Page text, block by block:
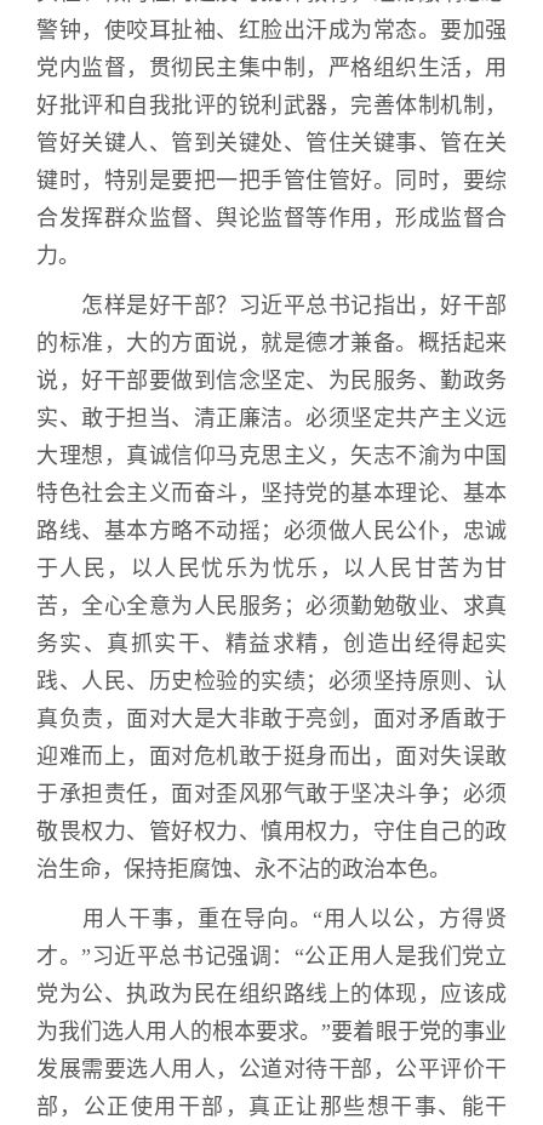
警钟，使咬耳扯袖、红脸出汗成为常态。要加强
党内监督，贯彻民主集中制，严格组织生活，用
好批评和自我批评的锐利武器，完善体制机制，
管好关键人、管到关键处、管住关键事、管在关
键时，特别是要把一把手管住管好。同时，要综
合发挥群众监督、舆论监督等作用，形成监督合
力。
怎样是好干部？习近平总书记指出，好干部
的标准，大的方面说，就是德才兼备。概括起来
说，好干部要做到信念坚定、为民服务、勤政务
实、敢于担当、清正廉洁。必须坚定共产主义远
大理想，真诚信仰马克思主义，矢志不渝为中国
特色社会主义而奋斗，坚持党的基本理论、基本
路线、基本方略不动摇；必须做人民公仆，忠诚
于人民，以人民忧乐为忧乐，以人民甘苦为甘
苦，全心全意为人民服务；必须勤勉敬业、求真
务实、真抓实干、精益求精，创造出经得起实
践、人民、历史检验的实绩；必须坚持原则、认
真负责，面对大是大非敢于亮剑，面对矛盾敢于
迎难而上，面对危机敢于挺身而出，面对失误敢
于承担责任，面对歪风邪气敢于坚决斗争；必须
敬畏权力、管好权力、慎用权力，守住自己的政
治生命，保持拒腐蚀、永不沾的政治本色。
用人干事，重在导向。“用人以公，方得贤
才。”习近平总书记强调：“公正用人是我们党立
党为公、执政为民在组织路线上的体现，应该成
为我们选人用人的根本要求。”要着眼于党的事业
发展需要选人用人，公道对待干部，公平评价干
部，公正使用干部，真正让那些想干事、能干